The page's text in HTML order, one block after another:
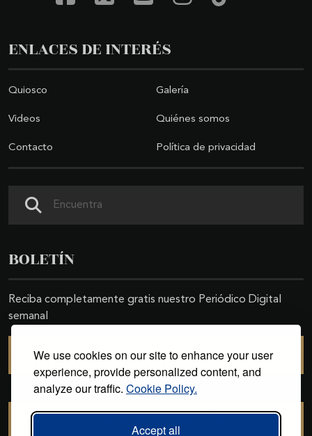
We use cookies on our site to enhance your user
experience, provide personalized content, and
analyze our traffic. Cookie Policy.
Accept all
ENLACES DE INTERÉS
Quiosco Galería
Videos Quiénes somos
Contacto Política de privacidad
BOLETÍN
Reciba completamente gratis nuestro Periódico Digital
semanal
SUSCRIBIRSE